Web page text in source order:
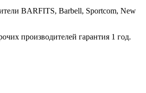
BARFITS, Barbell, Sportcom, New
производителей гарантия 1 год.